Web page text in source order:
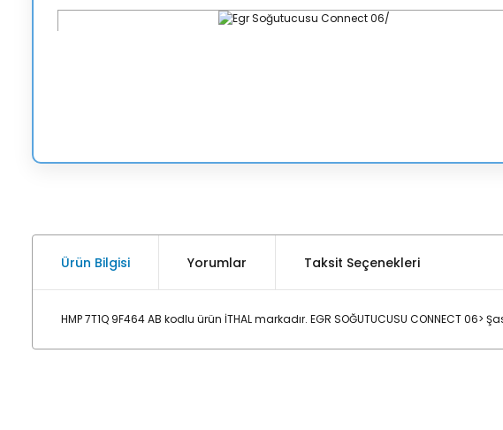
Ürün Bilgisi Yorumlar Taksit Seçenekleri
HMP 7T1Q 9F464 AB kodlu ürün İTHAL markadır. EGR SOĞUTUCUSU CONNECT